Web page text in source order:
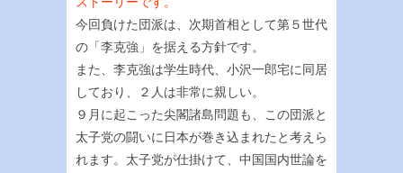
今回負けた団派は、次期首相として第５世代
の「李克強」を据える方針です。
また、李克強は学生時代、小沢一郎宅に同居
しており、２人は非常に親しい。
９月に起こった尖閣諸島問題も、この団派と
太子党の闘いに日本が巻き込まれたと考えら
れます。太子党が仕掛けて、中国国内世論を